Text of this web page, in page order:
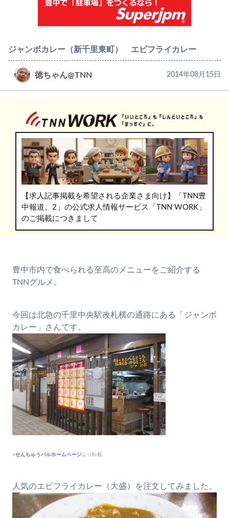
ジャンボカレー（新千里東町） エビフライカレー
徳ちゃん@TNN 2014年08月15日
【求人記事掲載を希望される企業さま向け】「TNN豊
中報道。2」の公式求人情報サービス「TNN WORK」
のご掲載につきまして
豊中市内で食べられる至高のメニューをご紹介する
TNNグルメ。
今回は北急の千里中央駅改札横の通路にある「ジャンボ
カレー」さんです。
※せんちゅうパルホームページ より転載
人気のエビフライカレー（大盛）を注文してみました。